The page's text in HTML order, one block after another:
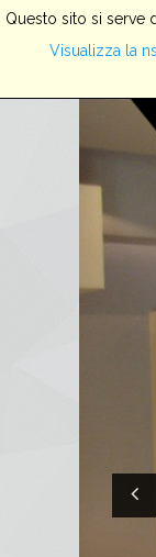
Questo sito si serve
Visualizza la